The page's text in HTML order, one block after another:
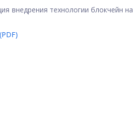
внедрения технологии блокчейн